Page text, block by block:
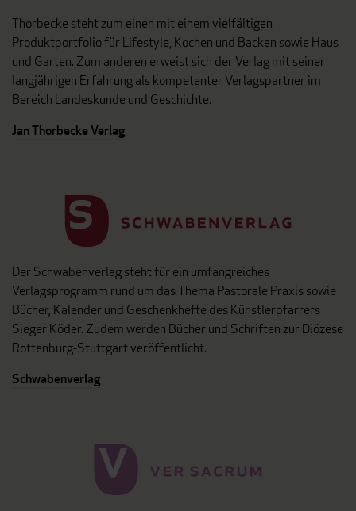
Thorbecke steht zum einen mit einem vielfältigen
Produktportfolio für Lifestyle, Kochen und Backen sowie Haus
und Garten. Zum anderen erweist sich der Verlag mit seiner
langjährigen Erfahrung als kompetenter Verlagspartner im
Bereich Landeskunde und Geschichte.
Jan Thorbecke Verlag
Der Schwabenverlag steht für ein umfangreiches
Verlagsprogramm rund um das Thema Pastorale Praxis sowie
Bücher, Kalender und Geschenkhefte des Künstlerpfarrers
Sieger Köder. Zudem werden Bücher und Schriften zur Diözese
Rottenburg-Stuttgart veröffentlicht.
Schwabenverlag